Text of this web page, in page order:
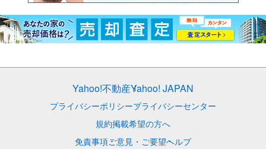
Yahoo!不動産Yahoo! JAPAN
プライバシーポリシープライバシーセンター
規約掲載希望の方へ
免責事項ご意見・ご要望ヘルプ